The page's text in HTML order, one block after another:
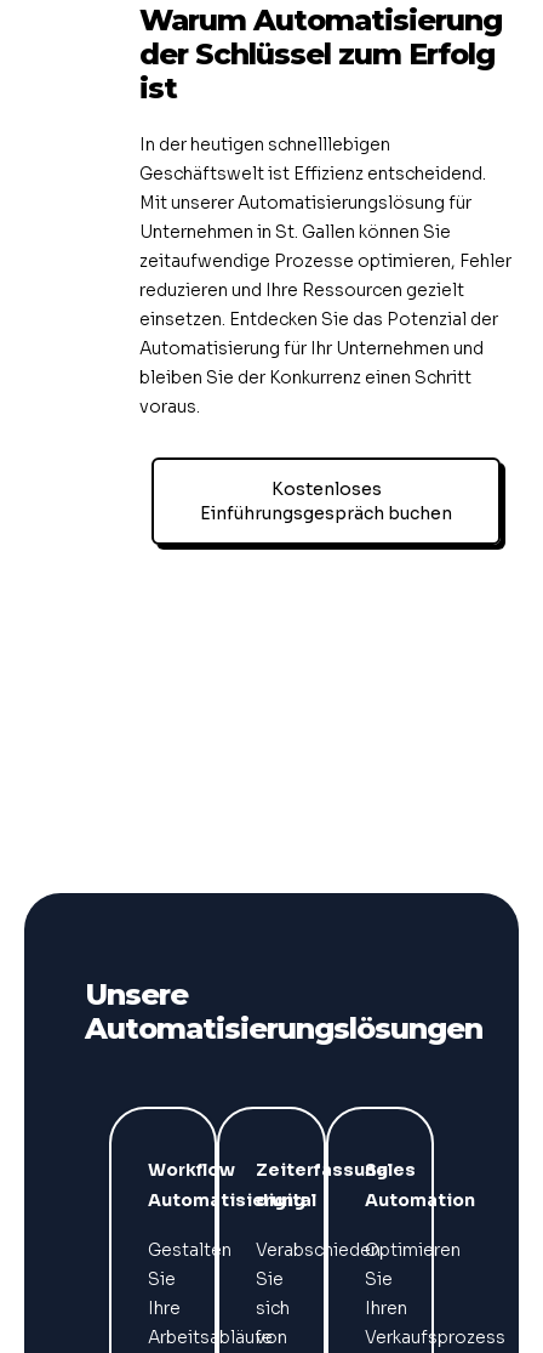
Warum Automatisierung
der Schlüssel zum Erfolg
ist
In der heutigen schnelllebigen
Geschäftswelt ist Effizienz entscheidend.
Mit unserer Automatisierungslösung für
Unternehmen in St. Gallen können Sie
zeitaufwendige Prozesse optimieren, Fehler
reduzieren und Ihre Ressourcen gezielt
einsetzen. Entdecken Sie das Potenzial der
Automatisierung für Ihr Unternehmen und
bleiben Sie der Konkurrenz einen Schritt
voraus.
Kostenloses
Einführungsgespräch buchen
Unsere
Automatisierungslösungen
Workflow
Automatisierung
Gestalten
Sie
Ihre
Arbeitsabläufe
Zeiterfassung
digital
Verabschieden
Sie
sich
von
Sales
Automation
Optimieren
Sie
Ihren
Verkaufsprozess